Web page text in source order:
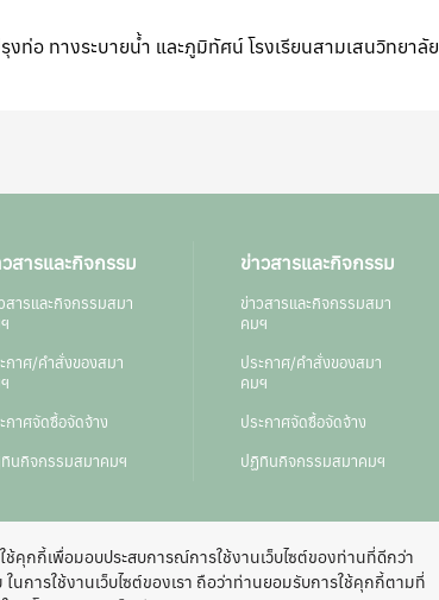
ท่อ ทางระบายน้ำ และภูมิทัศน์ โรงเรียนสามเสนวิทยาลัย
สารและกิจกรรม
สารและกิจกรรมสมา
กาศ/คำสั่งของสมา
กาศจัดซื้อจัดจ้าง
นกิจกรรมสมาคมฯ
ข่าวสารและกิจกรรม
ข่าวสารและกิจกรรมสมา
คมฯ
ประกาศ/คำสั่งของสมา
คมฯ
ประกาศจัดซื้อจัดจ้าง
ปฏิทินกิจกรรมสมาคมฯ
ใช้คุกกี้เพื่อมอบประสบการณ์การใช้งานเว็บไซต์ของท่านที่ดีกว่า
ในการใช้งานเว็บไซต์ของเรา ถือว่าท่านยอมรับการใช้คุกกี้ตามที่